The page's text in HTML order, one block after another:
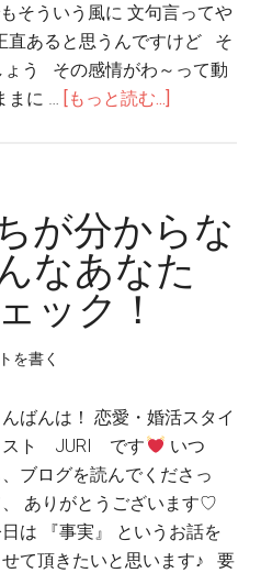
そういう風に 文句言ってや
直あると思うんですけど そ
ょう その感情がわ～って動
まに … [もっと読む...]
が分からな
なあなた
ック！
を書く
んばんは！ 恋愛・婚活スタイ
スト JURI です
いつ
、ブログを読んでくださっ
、 ありがとうございます♡
は 『事実』 というお話を
せて頂きたいと思います♪ 要